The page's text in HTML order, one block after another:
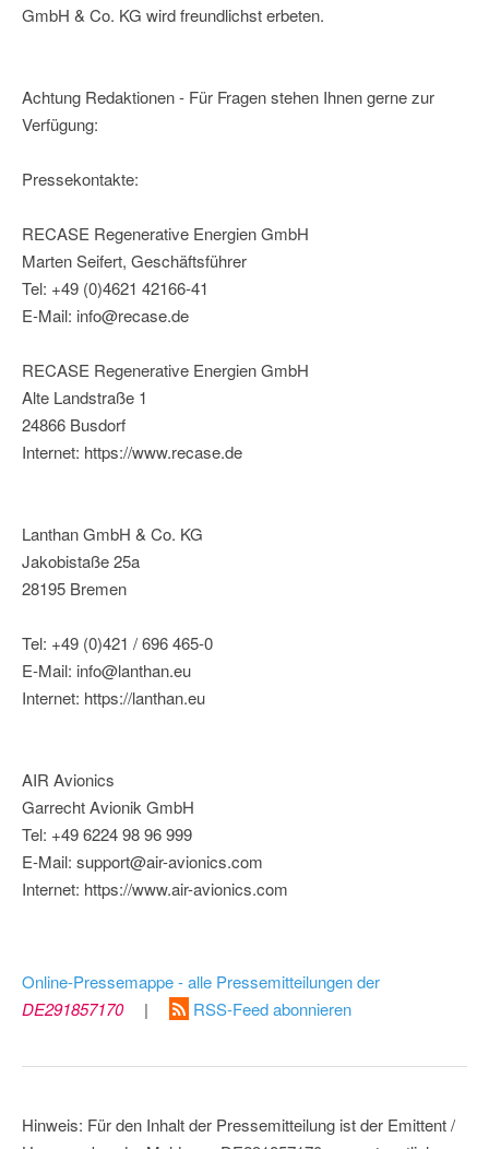
GmbH & Co. KG wird freundlichst erbeten.
Achtung Redaktionen - Für Fragen stehen Ihnen gerne zur
Verfügung:
Pressekontakte:
RECASE Regenerative Energien GmbH
Marten Seifert, Geschäftsführer
Tel: +49 (0)4621 42166-41
E-Mail: info@recase.de
RECASE Regenerative Energien GmbH
Alte Landstraße 1
24866 Busdorf
Internet: https://www.recase.de
Lanthan GmbH & Co. KG
Jakobistaße 25a
28195 Bremen
Tel: +49 (0)421 / 696 465-0
E-Mail: info@lanthan.eu
Internet: https://lanthan.eu
AIR Avionics
Garrecht Avionik GmbH
Tel: +49 6224 98 96 999
E-Mail: support@air-avionics.com
Internet: https://www.air-avionics.com
Online-Pressemappe - alle Pressemitteilungen der
DE291857170
| RSS-Feed abonnieren
Hinweis: Für den Inhalt der Pressemitteilung ist der Emittent /